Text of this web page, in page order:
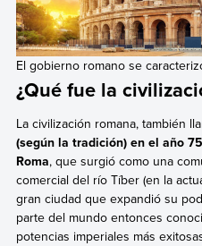
El gobierno romano se
¿Qué fue la
La civilización romana, también
(según la tradición) en el año
Roma, que surgió como una
comercial del río Tíber (en la
gran ciudad que expandió su
parte del mundo entonces
potencias imperiales más